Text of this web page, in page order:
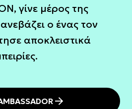
γίνε μέρος της
ο ένας τον
αποκλειστικά